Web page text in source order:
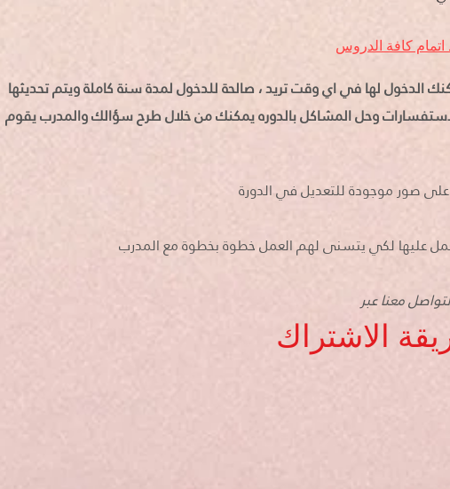
العربية يمكنك الدخول لها في اي وقت تريد ، صالحة للدخول لمدة سنة كاملة ويتم تحديثها
وحل المشاكل بالدوره يمكنك من خلال طرح سؤالك والمدرب يقوم
معنا عبر
الاشتراك